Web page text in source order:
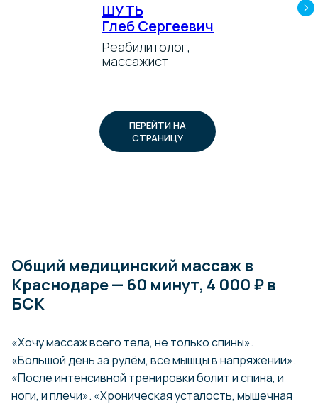
ШУТЬ
Глеб Сергеевич
Реабилитолог,
массажист
ПЕРЕЙТИ НА
СТРАНИЦУ
Общий медицинский массаж в
Краснодаре — 60 минут, 4 000 ₽ в
БСК
«Хочу массаж всего тела, не только спины».
«Большой день за рулём, все мышцы в напряжении».
«После интенсивной тренировки болит и спина, и
ноги, и плечи». «Хроническая усталость, мышечная